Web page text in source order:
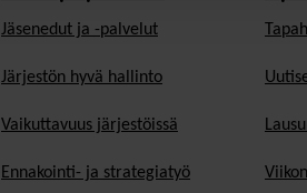
Jäsen­edut ja -palvelut
Järjestön hyvä hallinto
Vaikuttavuus järjestöissä
Ennakointi- ja strategiatyö